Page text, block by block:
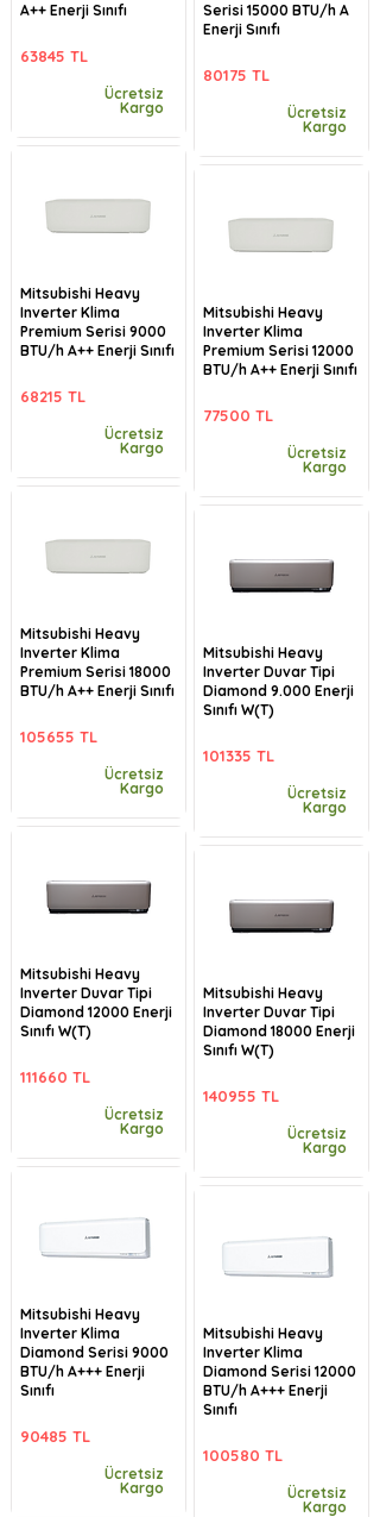
A++ Enerji Sınıfı
63845 TL
Ücretsiz
Kargo
Mitsubishi Heavy
Inverter Klima
Premium Serisi 9000
BTU/h A++ Enerji Sınıfı
68215 TL
Ücretsiz
Kargo
Mitsubishi Heavy
Inverter Klima
Premium Serisi 18000
BTU/h A++ Enerji Sınıfı
105655 TL
Ücretsiz
Kargo
Mitsubishi Heavy
Inverter Duvar Tipi
Diamond 12000 Enerji
Sınıfı W(T)
111660 TL
Ücretsiz
Kargo
Mitsubishi Heavy
Inverter Klima
Diamond Serisi 9000
BTU/h A+++ Enerji
Sınıfı
90485 TL
Ücretsiz
Kargo
Serisi 15000 BTU/h A
Enerji Sınıfı
80175 TL
Ücretsiz
Kargo
Mitsubishi Heavy
Inverter Klima
Premium Serisi 12000
BTU/h A++ Enerji Sınıfı
77500 TL
Ücretsiz
Kargo
Mitsubishi Heavy
Inverter Duvar Tipi
Diamond 9.000 Enerji
Sınıfı W(T)
101335 TL
Ücretsiz
Kargo
Mitsubishi Heavy
Inverter Duvar Tipi
Diamond 18000 Enerji
Sınıfı W(T)
140955 TL
Ücretsiz
Kargo
Mitsubishi Heavy
Inverter Klima
Diamond Serisi 12000
BTU/h A+++ Enerji
Sınıfı
100580 TL
Ücretsiz
Kargo